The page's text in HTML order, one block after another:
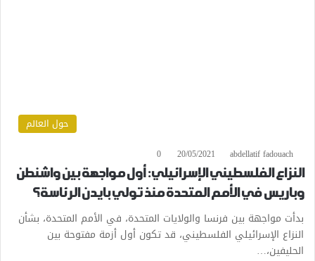
حول العالم
abdellatif fadouach
20/05/2021
0
النزاع الفلسطيني الإسرائيلي: أول مواجهة بين واشنطن
وباريس في الأمم المتحدة منذ تولي بايدن الرئاسة؟
بدأت مواجهة بين فرنسا والولايات المتحدة، في الأمم المتحدة، بشأن
النزاع الإسرائيلي الفلسطيني، قد تكون أول أزمة مفتوحة بين
الحليفين،…